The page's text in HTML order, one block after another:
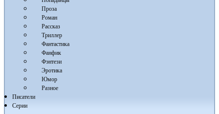
Проза
Роман
Рассказ
Триллер
Фантастика
Фанфик
Фэнтези
Эротика
Юмор
Разное
Писатели
Серии